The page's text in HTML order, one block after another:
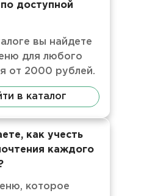
доступной
вы найдете
для любого
от 2000 рублей.
в каталог
как учесть
каждого
которое